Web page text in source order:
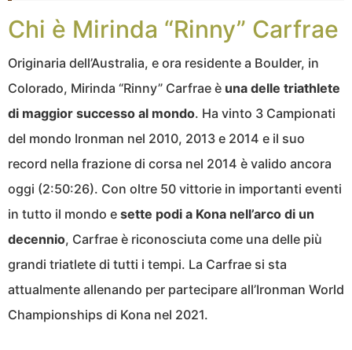
Chi è Mirinda “Rinny” Carfrae
Originaria dell’Australia, e ora residente a Boulder, in
Colorado, Mirinda “Rinny” Carfrae è una delle triathlete
di maggior successo al mondo. Ha vinto 3 Campionati
del mondo Ironman nel 2010, 2013 e 2014 e il suo
record nella frazione di corsa nel 2014 è valido ancora
oggi (2:50:26). Con oltre 50 vittorie in importanti eventi
in tutto il mondo e sette podi a Kona nell’arco di un
decennio, Carfrae è riconosciuta come una delle più
grandi triatlete di tutti i tempi. La Carfrae si sta
attualmente allenando per partecipare all’Ironman World
Championships di Kona nel 2021.